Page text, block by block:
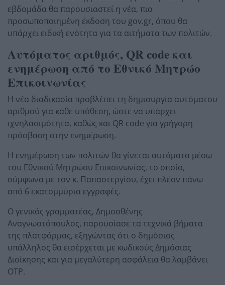
εβδομάδα θα παρουσιαστεί η νέα, πιο
προσωποποιημένη έκδοση του gov.gr, όπου θα
υπάρχει ειδική ενότητα για τα αιτήματα των πολιτών.
Αυτόματος αριθμός, QR code και
ενημέρωση από το Εθνικό Μητρώο
Επικοινωνίας
Η νέα διαδικασία προβλέπει τη δημιουργία αυτόματου
αριθμού για κάθε υπόθεση, ώστε να υπάρχει
ιχνηλασιμότητα, καθώς και QR code για γρήγορη
πρόσβαση στην ενημέρωση.
Η ενημέρωση των πολιτών θα γίνεται αυτόματα μέσω
του Εθνικού Μητρώου Επικοινωνίας, το οποίο,
σύμφωνα με τον κ. Παπαστεργίου, έχει πλέον πάνω
από 6 εκατομμύρια εγγραφές.
Ο γενικός γραμματέας, Δημοσθένης
Αναγνωστόπουλος, παρουσίασε τα τεχνικά βήματα
της πλατφόρμας, εξηγώντας ότι ο δημόσιος
υπάλληλος θα εισέρχεται με κωδικούς Δημόσιας
Διοίκησης και για μεγαλύτερη ασφάλεια θα λαμβάνει
OTP.